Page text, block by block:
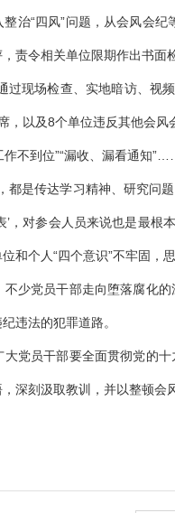
治“四风”问题，从会风会
责令相关单位限期作出书
过现场检查、实地暗访、
，以及8个单位违反其他会风
作不到位”“漏收、漏看通知
都是传达学习精神、研究问
’，对参会人员来说也是最根
和个人“四个意识”不牢固
不少党员干部走向堕落腐化
违法的犯罪道路。
大党员干部要全面贯彻党的
深刻汲取教训，并以整顿